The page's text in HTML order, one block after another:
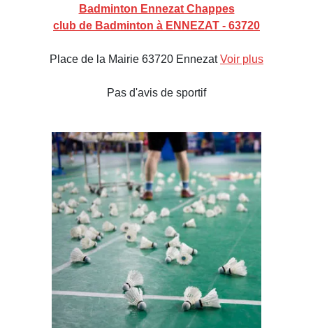
Badminton Ennezat Chappes
club de Badminton à ENNEZAT - 63720
Place de la Mairie 63720 EnnezatVoir plus
Pas d'avis de sportif